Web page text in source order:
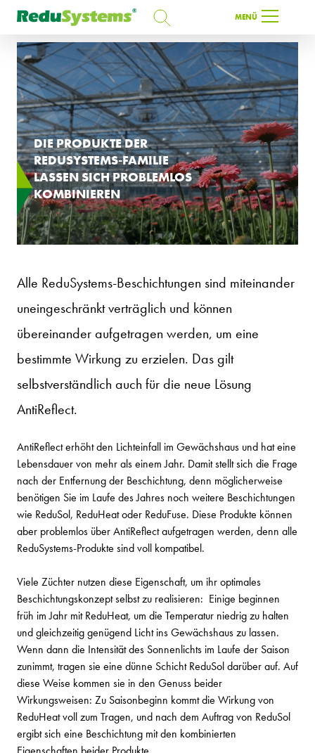
MENÜ
SUCHEN
DE
DIE PRODUKTE DER
REDUSYSTEMS-FAMILIE
LASSEN SICH PROBLEMLOS
KOMBINIEREN
Alle ReduSystems-Beschichtungen sind miteinander
uneingeschränkt verträglich und können
übereinander aufgetragen werden, um eine
bestimmte Wirkung zu erzielen. Das gilt
selbstverständlich auch für die neue Lösung
AntiReflect.
AntiReflect erhöht den Lichteinfall im Gewächshaus und hat eine
Lebensdauer von mehr als einem Jahr. Damit stellt sich die Frage
nach der Entfernung der Beschichtung, denn möglicherweise
benötigen Sie im Laufe des Jahres noch weitere Beschichtungen
wie ReduSol, ReduHeat oder ReduFuse. Diese Produkte können
aber problemlos über AntiReflect aufgetragen werden, denn alle
ReduSystems-Produkte sind voll kompatibel.
Viele Züchter nutzen diese Eigenschaft, um ihr optimales
Beschichtungskonzept selbst zu realisieren: Einige beginnen
früh im Jahr mit ReduHeat, um die Temperatur niedrig zu halten
und gleichzeitig genügend Licht ins Gewächshaus zu lassen.
Wenn dann die Intensität des Sonnenlichts im Laufe der Saison
zunimmt, tragen sie eine dünne Schicht ReduSol darüber auf. Auf
diese Weise kommen sie in den Genuss beider
Wirkungsweisen: Zu Saisonbeginn kommt die Wirkung von
ReduHeat voll zum Tragen, und nach dem Auftrag von ReduSol
ergibt sich eine Beschichtung mit den kombinierten